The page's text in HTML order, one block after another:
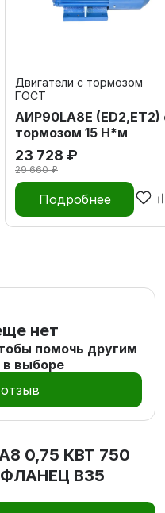
Двигатели с тормозом
ГОСТ
АИР90LA8E (ED2,ET2)
тормозом 15 Н*м
23 728 ₽
29 660 ₽
Подробнее
нет
помочь другим
в выборе
0,75 КВТ 750
В35